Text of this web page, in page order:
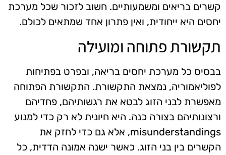
קשרים בריאים ומשמעותיים. חשוב לזכור שכל מערכת
יחסים היא ייחודית, ואין פתרון אחד שמתאים לכולם.
תקשורת פתוחה ומועילה
בבסיס כל מערכת יחסים בריאה, ובפרט בפתיחות
לפוליאמוריה, נמצאת התקשורת. התקשורת הפתוחה
מאפשרת לבני הזוג לבטא את רגשותיהם, פחדיהם
ורצונותיהם בצורה כנה. היא חיונית לא רק כדי למנוע
misunderstandings, אלא גם כדי לחזק את
הקשרים בין בני הזוג. כאשר ישנה אמונה הדדית, כל